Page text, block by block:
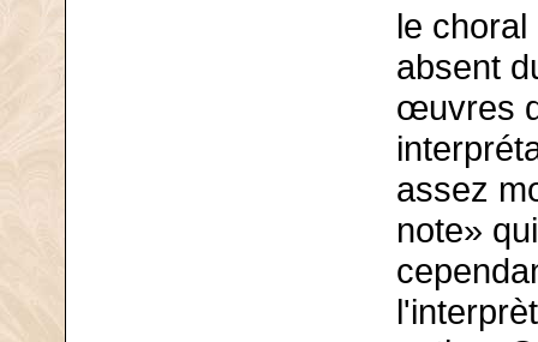
le choral
absent
œuvres
assez
note»